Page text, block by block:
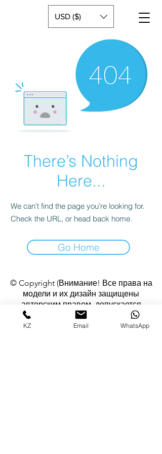
USD ($)
There’s Nothing
Here...
We can’t find the page you’re looking for.
Check the URL, or head back home.
Go Home
© Copyright (Внимание! Все права на
модели и их дизайн защищены
авторским правом, допускается
использование изображений изделий в
некоммерческих целях с согласия
KZ Email WhatsApp